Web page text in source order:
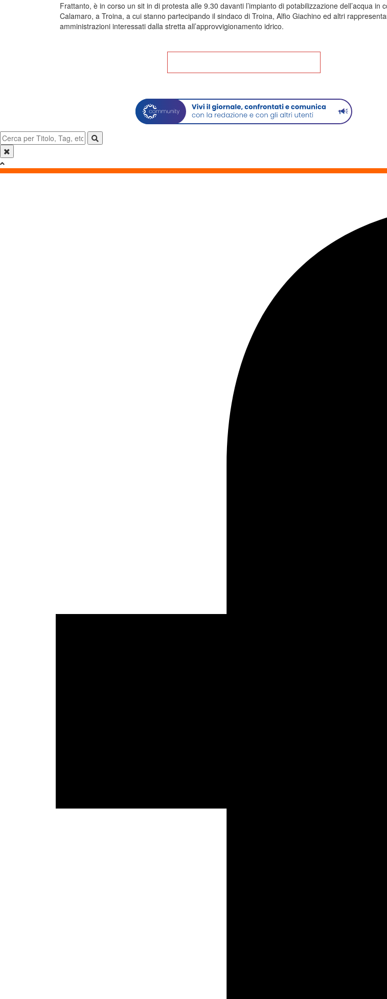
Frattanto, è in corso un sit in di protesta alle 9.30 davanti l’impianto di potabilizzazione dell’acqua in
Calamaro, a Troina, a cui stanno partecipando il sindaco di Troina, Alfio Giachino ed altri
amministrazioni interessati dalla stretta all’approvvigionamento idrico.